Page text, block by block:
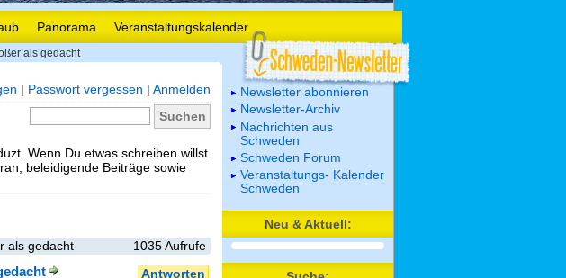
Panorama Veranstaltungskalender
als gedacht
| Passwort vergessen | Anmelden
Wenn Du etwas schreiben willst
beleidigende Beiträge sowie
als gedacht
1035 Aufrufe
Antworten
Newsletter abonnieren
Newsletter-Archiv
Nachrichten aus
Schweden
Schweden Forum
Veranstaltungs- Kalender
Schweden
Neu & Aktuell: